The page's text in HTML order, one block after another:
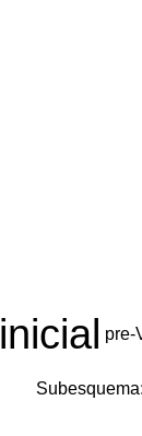
inicial pre-
Subesquema: